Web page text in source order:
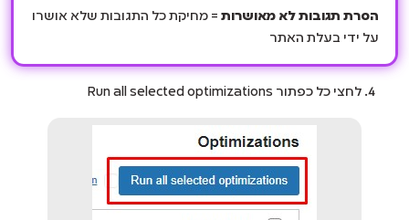
הסרת תגובות לא מאושרות = מחיקת כל התגובות שלא אושרו
על ידי בעלת האתר
לחצי כל כפתור Run all selected optimizations